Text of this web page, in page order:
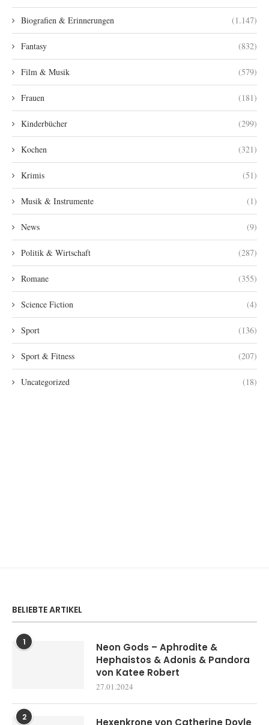
Biografien & Erinnerungen (1.147)
Fantasy (832)
Film & Musik (579)
Frauen (181)
Kinderbücher (299)
Kochen (321)
Krimis (51)
Musik & Instrumente (1)
News (9)
Politik & Wirtschaft (287)
Romane (355)
Science Fiction (4)
Sport (136)
Sport & Fitness (207)
Uncategorized (18)
BELIEBTE ARTIKEL
1
Neon Gods – Aphrodite &
Hephaistos & Adonis & Pandora
von Katee Robert
27.01.2024
2
Hexenkrone von Catherine Doyle